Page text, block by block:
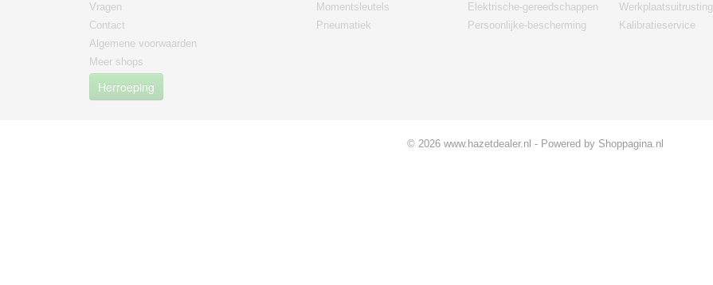
Vragen
Contact
Algemene voorwaarden
Meer shops
Herroeping
Momentsleutels
Pneumatiek
Elektrische-gereedschappen
Persoonlijke-bescherming
Werkplaatsuitrusting
Kalibratieservice
© 2026 www.hazetdealer.nl - Powered by Shoppagina.nl